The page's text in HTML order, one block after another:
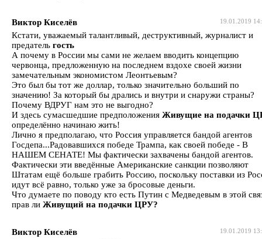
19.01.2019
Виктор Киселёв
Кстати, уважаемый талантливый, деструктивный, журналист и
предатель гость
А почему в России мы сами не желаем вводить концепцию
червонца, предложенную на последнем вздохе своей жизни
замечательным экономистом Леонтьевым?
Это был бы тот же доллар, только значительно больший по
значению! За который бы дрались и внутри и снаружи страны?
Почему ВДРУГ нам это не выгодно?
И здесь сумасшедшие предположения Живущие на подачки
определённо начинаю жить!
Лично я предполагаю, что Россия управляется бандой агентов
Госдепа...Радовавшихся победе Трампа, как своей победе - В
НАШЕМ СЕНАТЕ! Мы фактически захвачены бандой агентов.
Фактически эти введённые Американские санкции позволяют
Штатам ещё больше грабить Россию, поскольку поставки из
идут всё равно, только уже за бросовые деньги.
Что думаете по поводу кто есть Путин с Медведевым в этой
прав ли Живущий на подачки ЦРУ?
19.01.2019
Виктор Киселёв